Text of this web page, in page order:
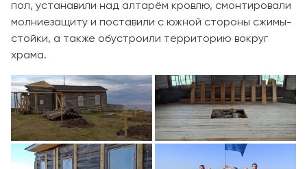
пол, устанавили над алтарём кровлю, смонтировали
молниезащиту и поставили с южной стороны сжимы-
стойки, а также обустроили территорию вокруг
храма.